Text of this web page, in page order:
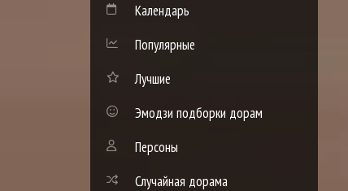
Календарь
Популярные
Лучшие
Эмодзи подборки дорам
Персоны
Случайная дорама